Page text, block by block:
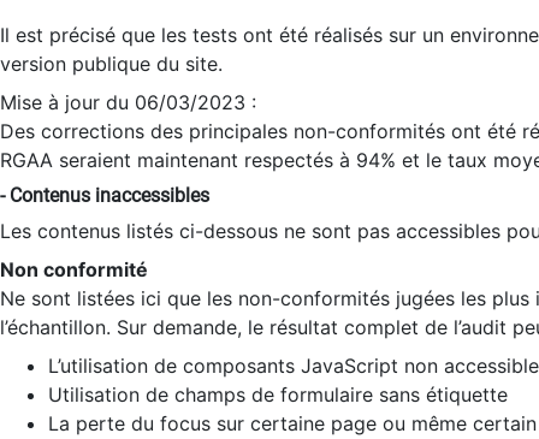
Il est précisé que les tests ont été réalisés sur un
version publique du site.
Mise à jour du 06/03/2023 :
Des corrections des principales non-conformités ont été
RGAA seraient maintenant respectés à 94% et le taux
- Contenus inaccessibles
Les contenus listés ci-dessous ne sont pas accessibles
Non conformité
Ne sont listées ici que les non-conformités jugées les
l’échantillon. Sur demande, le résultat complet de l’audit
L’utilisation de composants JavaScript non
Utilisation de champs de formulaire sans étiquette
La perte du focus sur certaine page ou même